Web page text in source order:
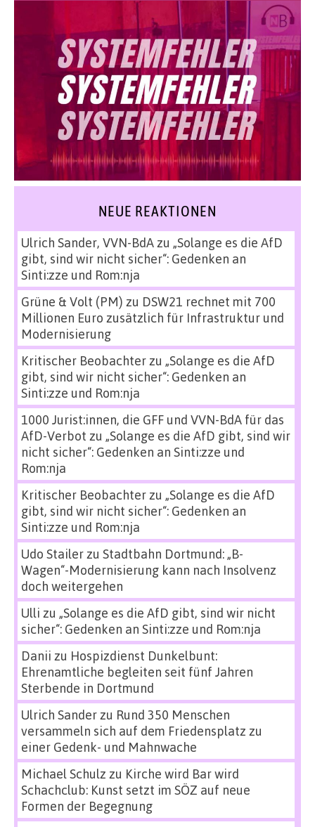
NEUE REAKTIONEN
Ulrich Sander, VVN-BdAzu „Solange es die AfD
gibt, sind wir nicht sicher“: Gedenken an
Sinti:zze und Rom:nja
Grüne & Volt (PM) zu DSW21 rechnet mit 700
Millionen Euro zusätzlich für Infrastruktur und
Modernisierung
Kritischer Beobachterzu „Solange es die AfD
gibt, sind wir nicht sicher“: Gedenken an
Sinti:zze und Rom:nja
1000 Jurist:innen, die GFF und VVN-BdA für das
AfD-Verbot zu „Solange es die AfD gibt, sind wir
nicht sicher“: Gedenken an Sinti:zze und
Rom:nja
Kritischer Beobachterzu „Solange es die AfD
gibt, sind wir nicht sicher“: Gedenken an
Sinti:zze und Rom:nja
Udo Stailerzu Stadtbahn Dortmund: „B-
Wagen“-Modernisierung kann nach Insolvenz
doch weitergehen
Ulli zu „Solange es die AfD gibt, sind wir nicht
sicher“: Gedenken an Sinti:zze und Rom:nja
Danii zu Hospizdienst Dunkelbunt:
Ehrenamtliche begleiten seit fünf Jahren
Sterbende in Dortmund
Ulrich Sanderzu Rund 350 Menschen
versammeln sich auf dem Friedensplatz zu
einer Gedenk- und Mahnwache
Michael Schulz zu Kirche wird Bar wird
Schachclub: Kunst setzt im SÖZ auf neue
Formen der Begegnung